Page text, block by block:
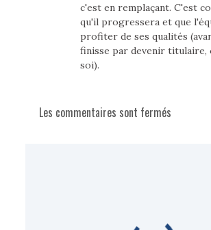
c'est en remplaçant. C'est
qu'il progressera et que
profiter de ses qualités
finisse par devenir titulaire,
soi).
Les commentaires sont fermés